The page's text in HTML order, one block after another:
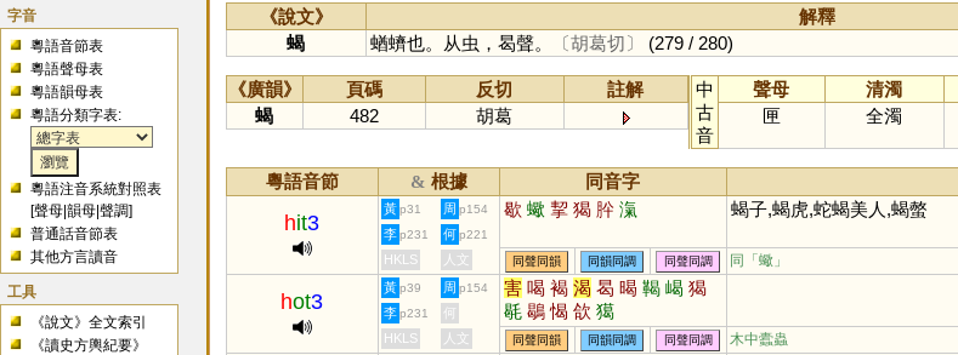
字音
粵語音節表
粵語聲母表
粵語韻母表
粵語分類字表:
粵語注音系統對照表
[聲母 |韻母 |聲調]
普通話音節表
其他方言讀音
工具
《說文》全文索引
《讀史方輿紀要》
《說文》 解釋
蝎
蝤蠐也。从虫，曷聲。 〔胡葛切〕 (279 / 280)
《廣韻》 頁碼 反切
註解
蝎
482 胡葛
中
古
音
聲母 清濁
匣
全濁
粵語音節 & 根據 同音字
hit3
黃 p31 周 p154 歇 蠍 挈 猲 肸 滊 蝎子,蝎虎,蛇蝎美人,蝎螫
李 p231 何 p221
HKLS 人文 同聲同韻 同韻同調 同聲同調 同「蠍 」
hot3
黃 p39 周 p154 害 喝 褐 渴 曷 暍 鞨 嵑 猲
毼 鶡 愒 欱 獦
李 p231
何
HKLS
人文 同聲同韻 同韻同調 同聲同調 木中蠹蟲